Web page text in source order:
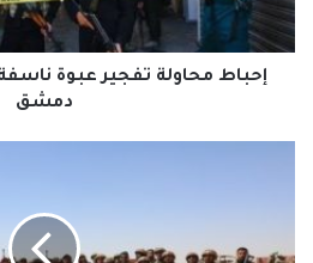
حافلة
في
دمشقإحباط محاولة تفجير عبوة
دمشق
تختتمان